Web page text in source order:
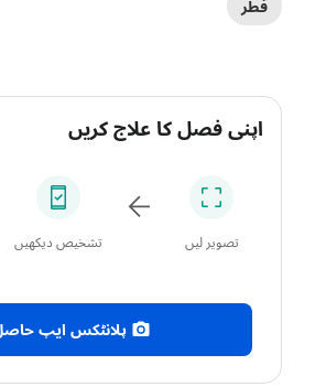
اپنی فصل کا علاج کریں
تصویر لیں تشخیص دیکھیں
پلانٹکس ایپ حاصل کریں